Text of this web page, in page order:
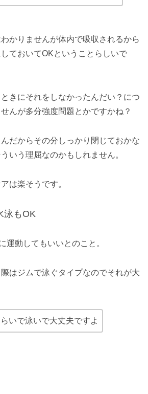
かりませんが体内で吸収されるから
ておいてOKということらしいで
きにそれをしなかったんだい？につ
んが多分強度問題とかですかね？
だからその分しっかり閉じておかな
いう理屈なのかもしれません。
は楽そうです。
泳もOK
運動してもいいとのこと。
はジムで泳ぐタイプなのでそれが大
いで泳いで大丈夫ですよ